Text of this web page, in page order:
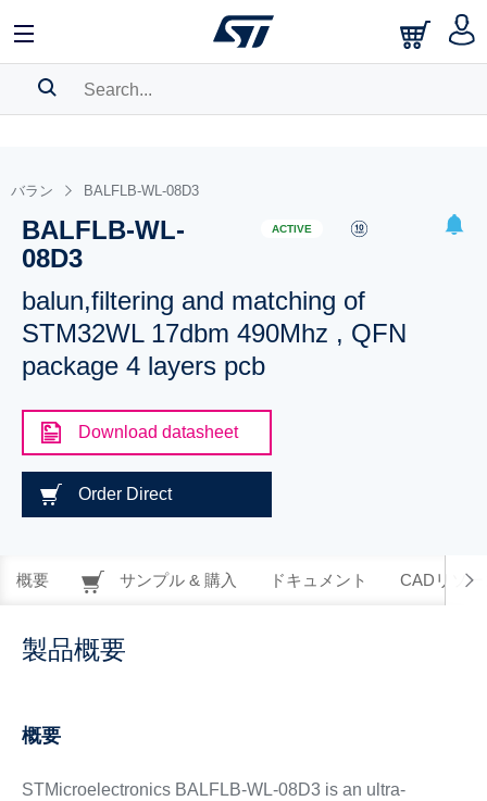
BOOKMARK
Pleaselog in to show your saved searches.
バラン BALFLB-WL-08D3
BALFLB-WL-
08D3
ACTIVE
balun,filtering and matching of
STM32WL 17dbm 490Mhz , QFN
package 4 layers pcb
Download datasheet
Order Direct
概要 サンプル & 購入 ドキュメント CADリソー
製品概要
概要
STMicroelectronics BALFLB-WL-08D3 is an ultra-